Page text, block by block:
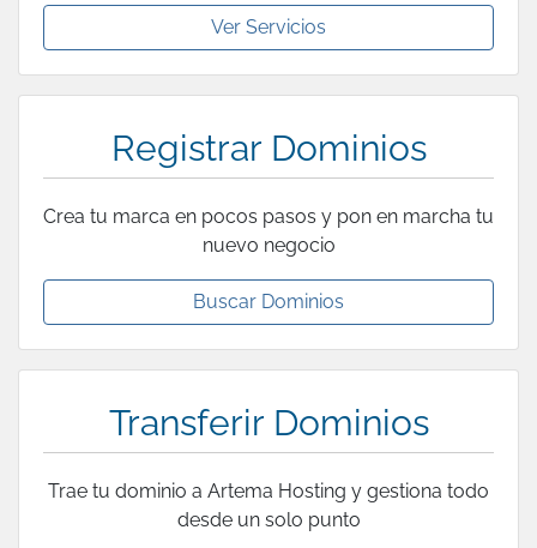
Ver Servicios
Registrar Dominios
Crea tu marca en pocos pasos y pon en marcha tu
nuevo negocio
Buscar Dominios
Transferir Dominios
Trae tu dominio a Artema Hosting y gestiona todo
desde un solo punto